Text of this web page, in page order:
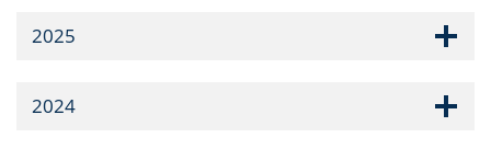
2025
2024